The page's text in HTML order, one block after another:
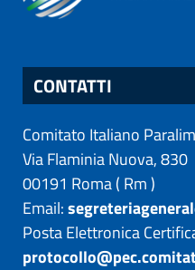
CONTATTI
Comitato Italiano
Via Flaminia Nuova, 830
00191 Roma( Rm)
Email:
Posta Elettronica